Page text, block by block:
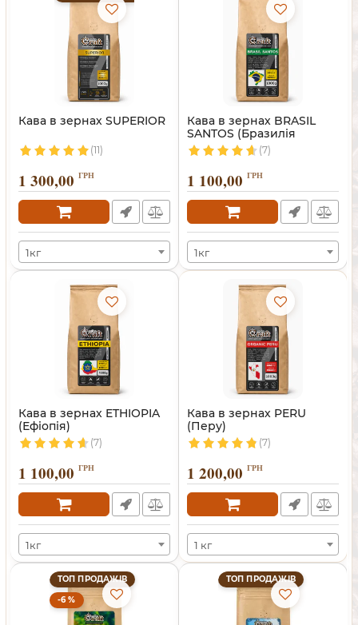
Кава в зернах SUPERIOR
(11)
1 300,00 ГРН
1кг
Кава в зернах BRASIL
SANTOS (Бразилія
Сантос)
(7)
1 100,00 ГРН
1кг
Кава в зернах ETHIOPIA
(Ефіопія)
(7)
1 100,00 ГРН
1кг
Кава в зернах PERU
(Перу)
(7)
1 200,00 ГРН
1 кг
ТОП ПРОДАЖІВ
-6 %
ТОП ПРОДАЖІВ